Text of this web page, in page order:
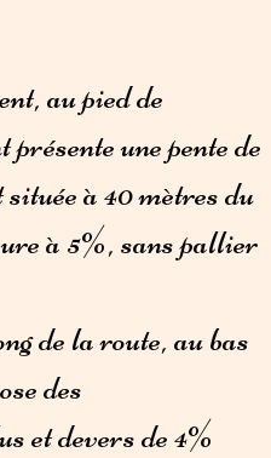
au pied de
une pente de
à 40 mètres du
à 5%, sans pallier
de la route, au bas
des
et devers de 4%